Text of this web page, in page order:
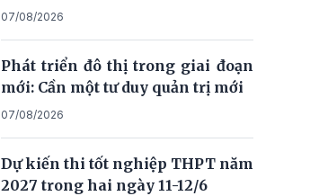
07/08/2026
Phát triển đô thị trong giai đoạn
mới: Cần một tư duy quản trị mới
07/08/2026
Dự kiến thi tốt nghiệp THPT năm
2027 trong hai ngày 11-12/6